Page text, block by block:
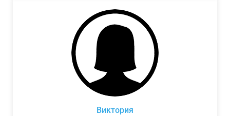
Виктория